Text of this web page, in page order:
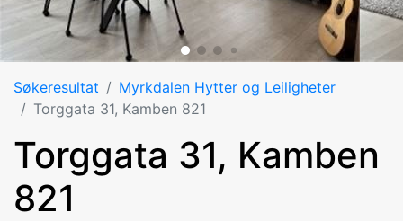
Søkeresultat
Myrkdalen Hytter og Leiligheter
Torggata 31, Kamben 821
Torggata 31, Kamben
821